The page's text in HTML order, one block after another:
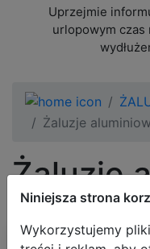
Niniejsza strona
Wykorzystujemy
Uprzejmie
urlopowym czas
Żaluzje
Żaluzje